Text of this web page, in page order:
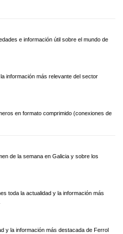
e información útil sobre el mundo de
información más relevante del sector
en formato comprimido (conexiones de
de la semana en Galicia y sobre los
toda la actualidad y la información más
y la información más destacada de Ferrol